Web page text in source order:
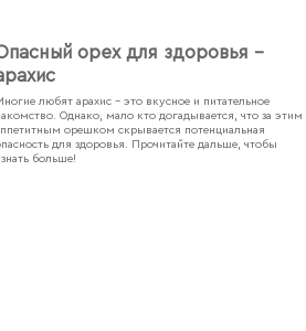
орех для здоровья -
любят арахис - это вкусное и питательное
Однако, мало кто догадывается, что за этим
орешком скрывается потенциальная
для здоровья. Прочитайте дальше, чтобы
больше!